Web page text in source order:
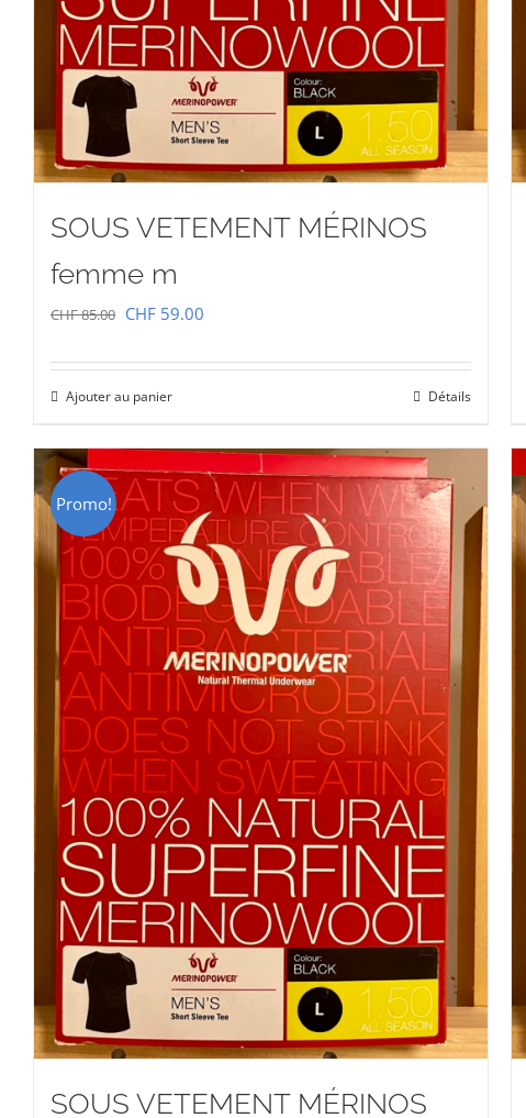
SOUS VETEMENT MÉRINOS
femme m
CHF85.00 Le
initial
était :
CHF 85.00.
CHF 59.00
actuel
CHF 59.00.
Ajouter au panier Détails
Promo!
SOUS VETEMENT MÉRINOS